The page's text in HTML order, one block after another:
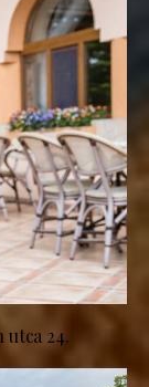
utca 24.